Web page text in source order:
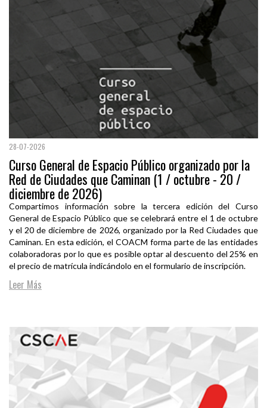
28-07-2026
Curso General de Espacio Público organizado por la
Red de Ciudades que Caminan (1 / octubre - 20 /
diciembre de 2026)
Compartimos información sobre la tercera edición del Curso
General de Espacio Público que se celebrará entre el 1 de octubre
y el 20 de diciembre de 2026, organizado por la Red Ciudades que
Caminan. En esta edición, el COACM forma parte de las entidades
colaboradoras por lo que es posible optar al descuento del 25% en
el precio de matrícula indicándolo en el formulario de inscripción.
Leer Más